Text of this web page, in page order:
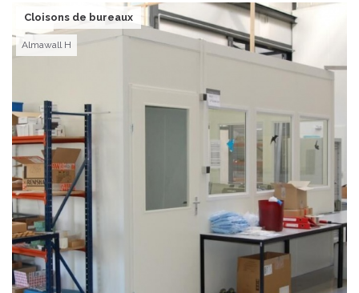
Cloisons de bureaux
Almawall H